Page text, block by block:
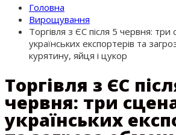
Головна
Вирощування
Торгівля з ЄС після 5 червня: три
українських експортерів та
курятину, яйця і цукор
Торгівля з ЄС
червня: три
українських